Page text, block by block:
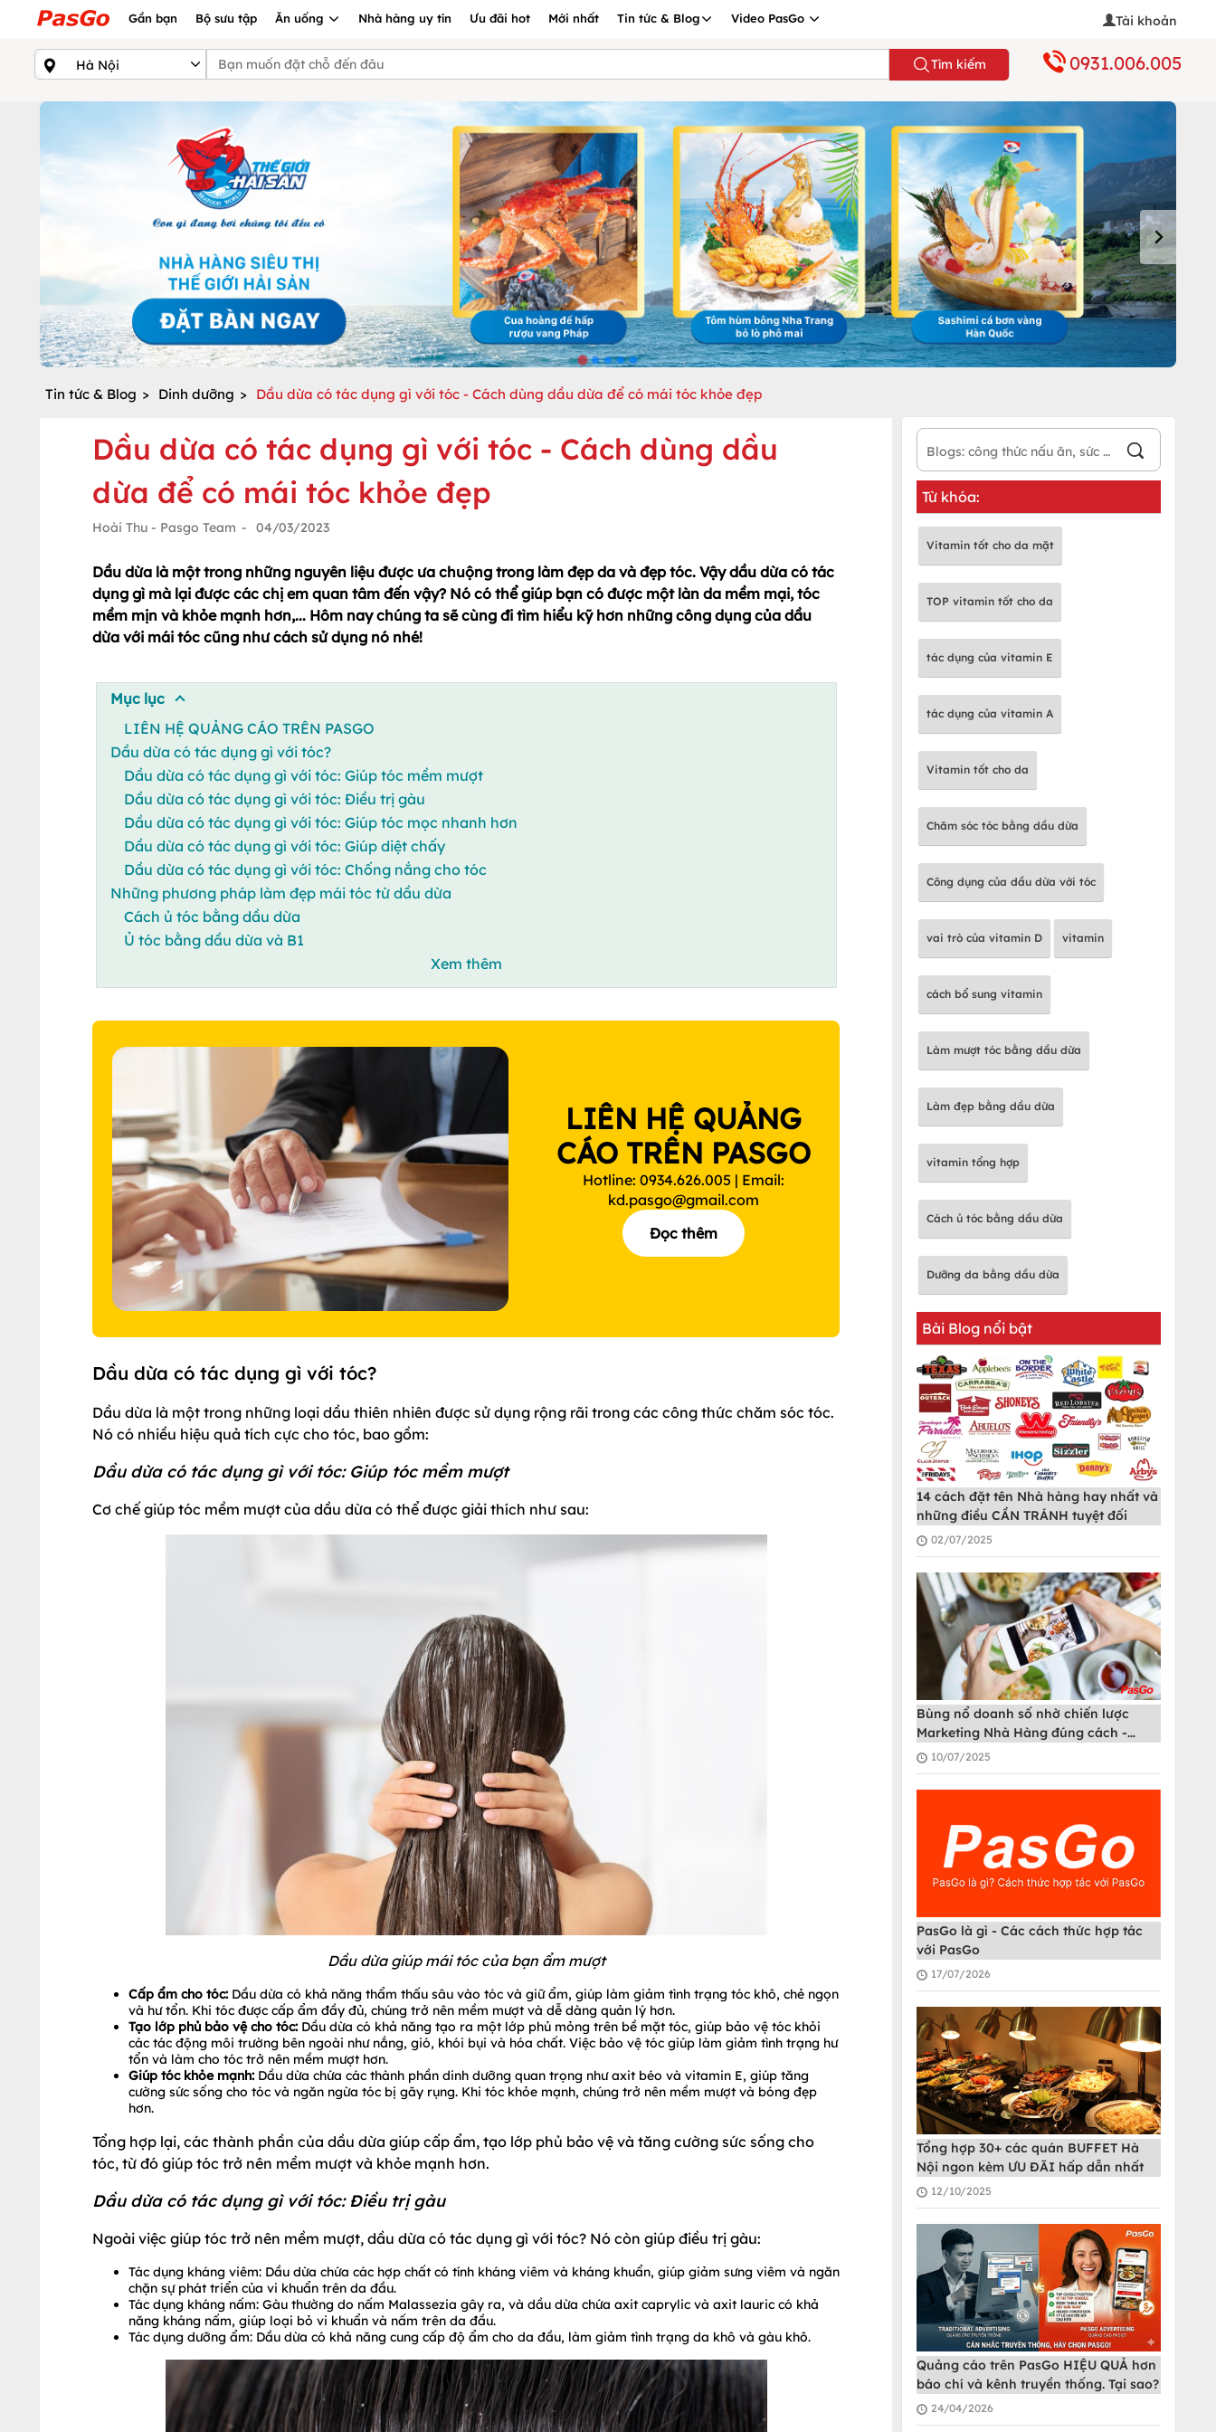
Gần bạn Bộ sưu tập Ăn uống Nhà hàng uy tín Ưu đãi hot Mới nhất Tin tức & Blog Video PasGo Tài khoản
Tìm kiếm 0931.006.005
Tin tức & Blog > Dinh dưỡng > Dầu dừa có tác dụng gì với tóc - Cách dùng dầu dừa để có mái tóc khỏe đẹp
Dầu dừa có tác dụng gì với tóc - Cách dùng dầu
dừa để có mái tóc khỏe đẹp
Hoài Thu - Pasgo Team - 04/03/2023
Dầu dừa là một trong những nguyên liệu được ưa chuộng trong làm đẹp da và đẹp tóc. Vậy dầu dừa có tác
dụng gì mà lại được các chị em quan tâm đến vậy? Nó có thể giúp bạn có được một làn da mềm mại, tóc
mềm mịn và khỏe mạnh hơn,... Hôm nay chúng ta sẽ cùng đi tìm hiểu kỹ hơn những công dụng của dầu
dừa với mái tóc cũng như cách sử dụng nó nhé!
Mục lục
LIÊN HỆ QUẢNG CÁO TRÊN PASGO
Dầu dừa có tác dụng gì với tóc?
Dầu dừa có tác dụng gì với tóc: Giúp tóc mềm mượt
Dầu dừa có tác dụng gì với tóc: Điều trị gàu
Dầu dừa có tác dụng gì với tóc: Giúp tóc mọc nhanh hơn
Dầu dừa có tác dụng gì với tóc: Giúp diệt chấy
Dầu dừa có tác dụng gì với tóc: Chống nắng cho tóc
Những phương pháp làm đẹp mái tóc từ dầu dừa
Cách ủ tóc bằng dầu dừa
Ủ tóc bằng dầu dừa và B1
Xem thêm
LIÊN HỆ QUẢNG
CÁO TRÊN PASGO
Hotline: 0934.626.005 | Email:
kd.pasgo@gmail.com
Đọc thêm
Dầu dừa có tác dụng gì với tóc?
Dầu dừa là một trong những loại dầu thiên nhiên được sử dụng rộng rãi trong các công thức chăm sóc tóc.
Nó có nhiều hiệu quả tích cực cho tóc, bao gồm:
Dầu dừa có tác dụng gì với tóc: Giúp tóc mềm mượt
Cơ chế giúp tóc mềm mượt của dầu dừa có thể được giải thích như sau:
Dầu dừa giúp mái tóc của bạn ẩm mượt
Cấp ẩm cho tóc: Dầu dừa có khả năng thẩm thấu sâu vào tóc và giữ ẩm, giúp làm giảm tình trạng tóc khô, chẻ ngọn
và hư tổn. Khi tóc được cấp ẩm đầy đủ, chúng trở nên mềm mượt và dễ dàng quản lý hơn.
Tạo lớp phủ bảo vệ cho tóc: Dầu dừa có khả năng tạo ra một lớp phủ mỏng trên bề mặt tóc, giúp bảo vệ tóc khỏi
các tác động môi trường bên ngoài như nắng, gió, khói bụi và hóa chất. Việc bảo vệ tóc giúp làm giảm tình trạng hư
tổn và làm cho tóc trở nên mềm mượt hơn.
Giúp tóc khỏe mạnh: Dầu dừa chứa các thành phần dinh dưỡng quan trọng như axit béo và vitamin E, giúp tăng
cường sức sống cho tóc và ngăn ngừa tóc bị gãy rụng. Khi tóc khỏe mạnh, chúng trở nên mềm mượt và bóng đẹp
hơn.
Tổng hợp lại, các thành phần của dầu dừa giúp cấp ẩm, tạo lớp phủ bảo vệ và tăng cường sức sống cho
tóc, từ đó giúp tóc trở nên mềm mượt và khỏe mạnh hơn.
Dầu dừa có tác dụng gì với tóc: Điều trị gàu
Ngoài việc giúp tóc trở nên mềm mượt, dầu dừa có tác dụng gì với tóc? Nó còn giúp điều trị gàu:
Tác dụng kháng viêm: Dầu dừa chứa các hợp chất có tính kháng viêm và kháng khuẩn, giúp giảm sưng viêm và ngăn
chặn sự phát triển của vi khuẩn trên da đầu.
Tác dụng kháng nấm: Gàu thường do nấm Malassezia gây ra, và dầu dừa chứa axit caprylic và axit lauric có khả
năng kháng nấm, giúp loại bỏ vi khuẩn và nấm trên da đầu.
Tác dụng dưỡng ẩm: Dầu dừa có khả năng cung cấp độ ẩm cho da đầu, làm giảm tình trạng da khô và gàu khô.
Từ khóa:
Vitamin tốt cho da mặt
TOP vitamin tốt cho da
tác dụng của vitamin E
tác dụng của vitamin A
Vitamin tốt cho da
Chăm sóc tóc bằng dầu dừa
Công dụng của dầu dừa với tóc
vai trò của vitamin D vitamin
cách bổ sung vitamin
Làm mượt tóc bằng dầu dừa
Làm đẹp bằng dầu dừa
vitamin tổng hợp
Cách ủ tóc bằng dầu dừa
Dưỡng da bằng dầu dừa
Bài Blog nổi bật
14 cách đặt tên Nhà hàng hay nhất và
những điều CẦN TRÁNH tuyệt đối
02/07/2025
Bùng nổ doanh số nhờ chiến lược
Marketing Nhà Hàng đúng cách -
PasGo
10/07/2025
PasGo là gì - Các cách thức hợp tác
với PasGo
17/07/2026
Tổng hợp 30+ các quán BUFFET Hà
Nội ngon kèm ƯU ĐÃI hấp dẫn nhất
12/10/2025
Quảng cáo trên PasGo HIỆU QUẢ hơn
báo chí và kênh truyền thống. Tại sao?
24/04/2026